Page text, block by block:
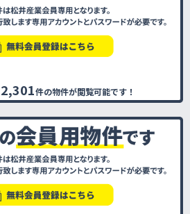
2,301件の物件が閲覧可能です！